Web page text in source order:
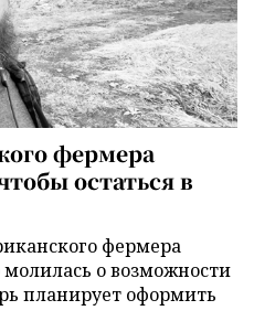
фермера
остаться в
фермера
о возможности
планирует оформить